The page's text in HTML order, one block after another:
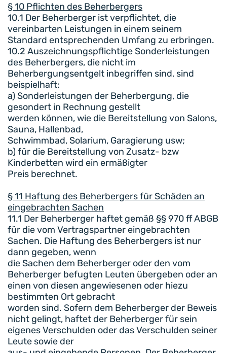
§ 10 Pflichten des Beherbergers
10.1 Der Beherberger ist verpflichtet, die
vereinbarten Leistungen in einem seinem
Standard entsprechenden Umfang zu erbringen.
10.2 Auszeichnungspflichtige Sonderleistungen
des Beherbergers, die nicht im
Beherbergungsentgelt inbegriffen sind, sind
beispielhaft:
a) Sonderleistungen der Beherbergung, die
gesondert in Rechnung gestellt
werden können, wie die Bereitstellung von Salons,
Sauna, Hallenbad,
Schwimmbad, Solarium, Garagierung usw;
b) für die Bereitstellung von Zusatz- bzw
Kinderbetten wird ein ermäßigter
Preis berechnet.
§ 11 Haftung des Beherbergers für Schäden an
eingebrachten Sachen
11.1 Der Beherberger haftet gemäß §§ 970 ff ABGB
für die vom Vertragspartner eingebrachten
Sachen. Die Haftung des Beherbergers ist nur
dann gegeben, wenn
die Sachen dem Beherberger oder den vom
Beherberger befugten Leuten übergeben oder an
einen von diesen angewiesenen oder hiezu
bestimmten Ort gebracht
worden sind. Sofern dem Beherberger der Beweis
nicht gelingt, haftet der Beherberger für sein
eigenes Verschulden oder das Verschulden seiner
Leute sowie der